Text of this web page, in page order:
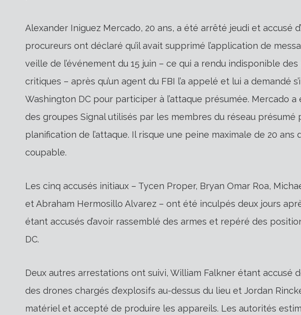
Alexander Iniguez Mercado, 20 ans, a été arrêté jeudi et accusé
procureurs ont déclaré qu’il avait supprimé l’application de
veille de l’événement du 15 juin – ce qui a rendu indisponible
critiques – après qu’un agent du FBI l’a appelé et lui a demandé
Washington DC pour participer à l’attaque présumée. Mercado a
des groupes Signal utilisés par les membres du réseau présumé
planification de l’attaque. Il risque une peine maximale de 20 ans
coupable.
Les cinq accusés initiaux – Tycen Proper, Bryan Omar Roa,
et Abraham Hermosillo Alvarez – ont été inculpés deux jours
étant accusés d’avoir rassemblé des armes et repéré des
DC.
Deux autres arrestations ont suivi, William Falkner étant accusé
des drones chargés d’explosifs au-dessus du lieu et Jordan
matériel et accepté de produire les appareils. Les autorités